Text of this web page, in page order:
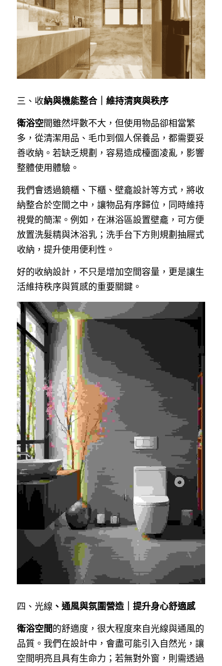
三、收納與機能整合｜維持清爽與秩序
衛浴空間雖然坪數不大，但使用物品卻相當繁
多，從清潔用品、毛巾到個人保養品，都需要妥
善收納。若缺乏規劃，容易造成檯面凌亂，影響
整體使用體驗。
我們會透過鏡櫃、下櫃、壁龕設計等方式，將收
納整合於空間之中，讓物品有序歸位，同時維持
視覺的簡潔。例如，在淋浴區設置壁龕，可方便
放置洗髮精與沐浴乳；洗手台下方則規劃抽屜式
收納，提升使用便利性。
好的收納設計，不只是增加空間容量，更是讓生
活維持秩序與質感的重要關鍵。
四、光線 、通風與氛圍營造｜提升身心舒適感
衛浴空間的舒適度，很大程度來自光線與通風的
品質。我們在設計中，會盡可能引入自然光，讓
空間明亮且具有生命力；若無對外窗，則需透過